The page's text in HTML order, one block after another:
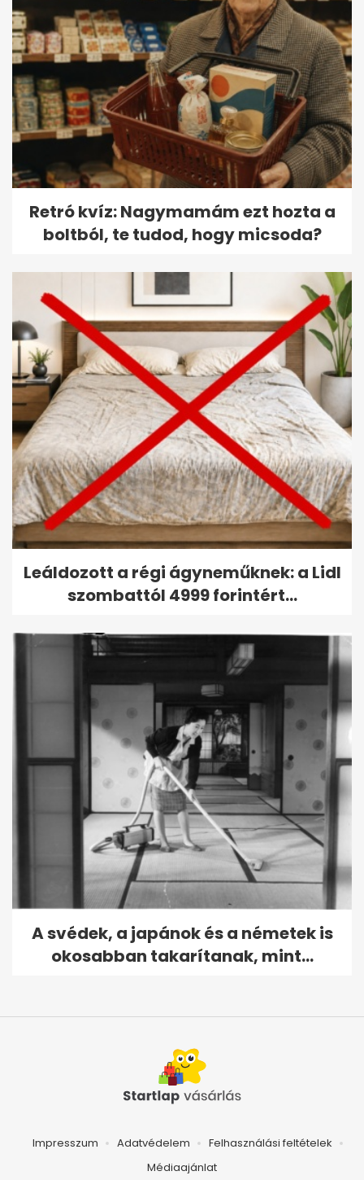
Retró kvíz: Nagymamám ezt hozta a
boltból, te tudod, hogy micsoda?
Leáldozott a régi ágyneműknek: a Lidl
szombattól 4999 forintért...
A svédek, a japánok és a németek is
okosabban takarítanak, mint...
Impresszum Adatvédelem
Felhasználási feltételek
Médiaajánlat